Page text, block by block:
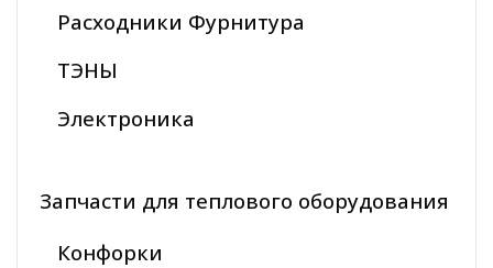
Расходники Фурнитура
ТЭНЫ
Электроника
Запчасти для теплового оборудования
Конфорки